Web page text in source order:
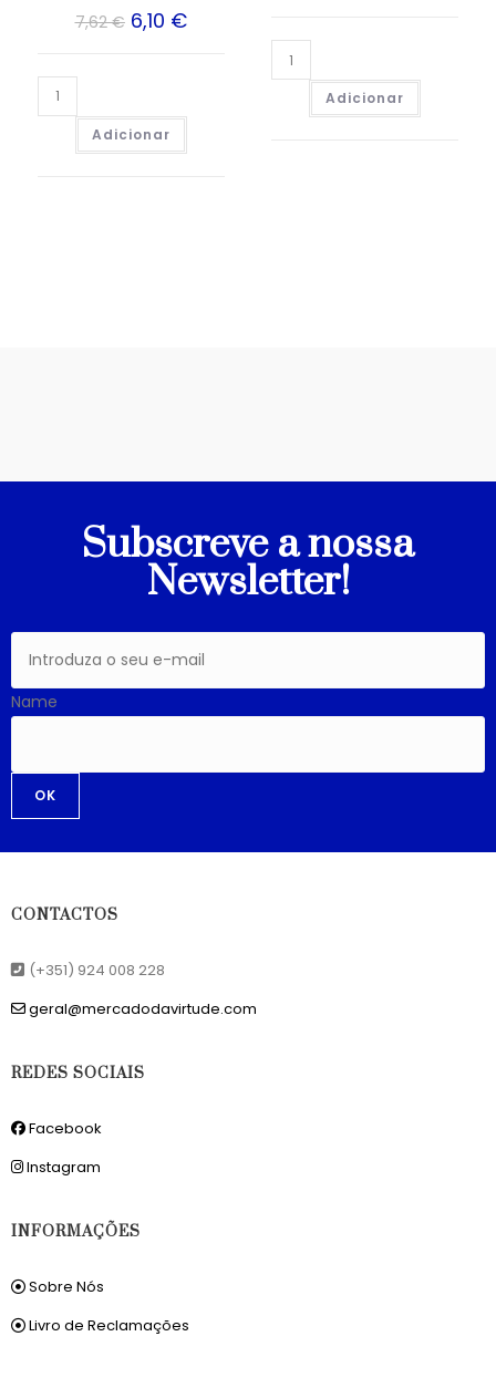
7,62€ 6,10 €
Adicionar
Adicionar
Subscreve a nossa
Newsletter!
Name
OK
CONTACTOS
(+351) 924 008 228
geral@mercadodavirtude.com
REDES SOCIAIS
Facebook
Instagram
INFORMAÇÕES
Sobre Nós
Livro de Reclamações